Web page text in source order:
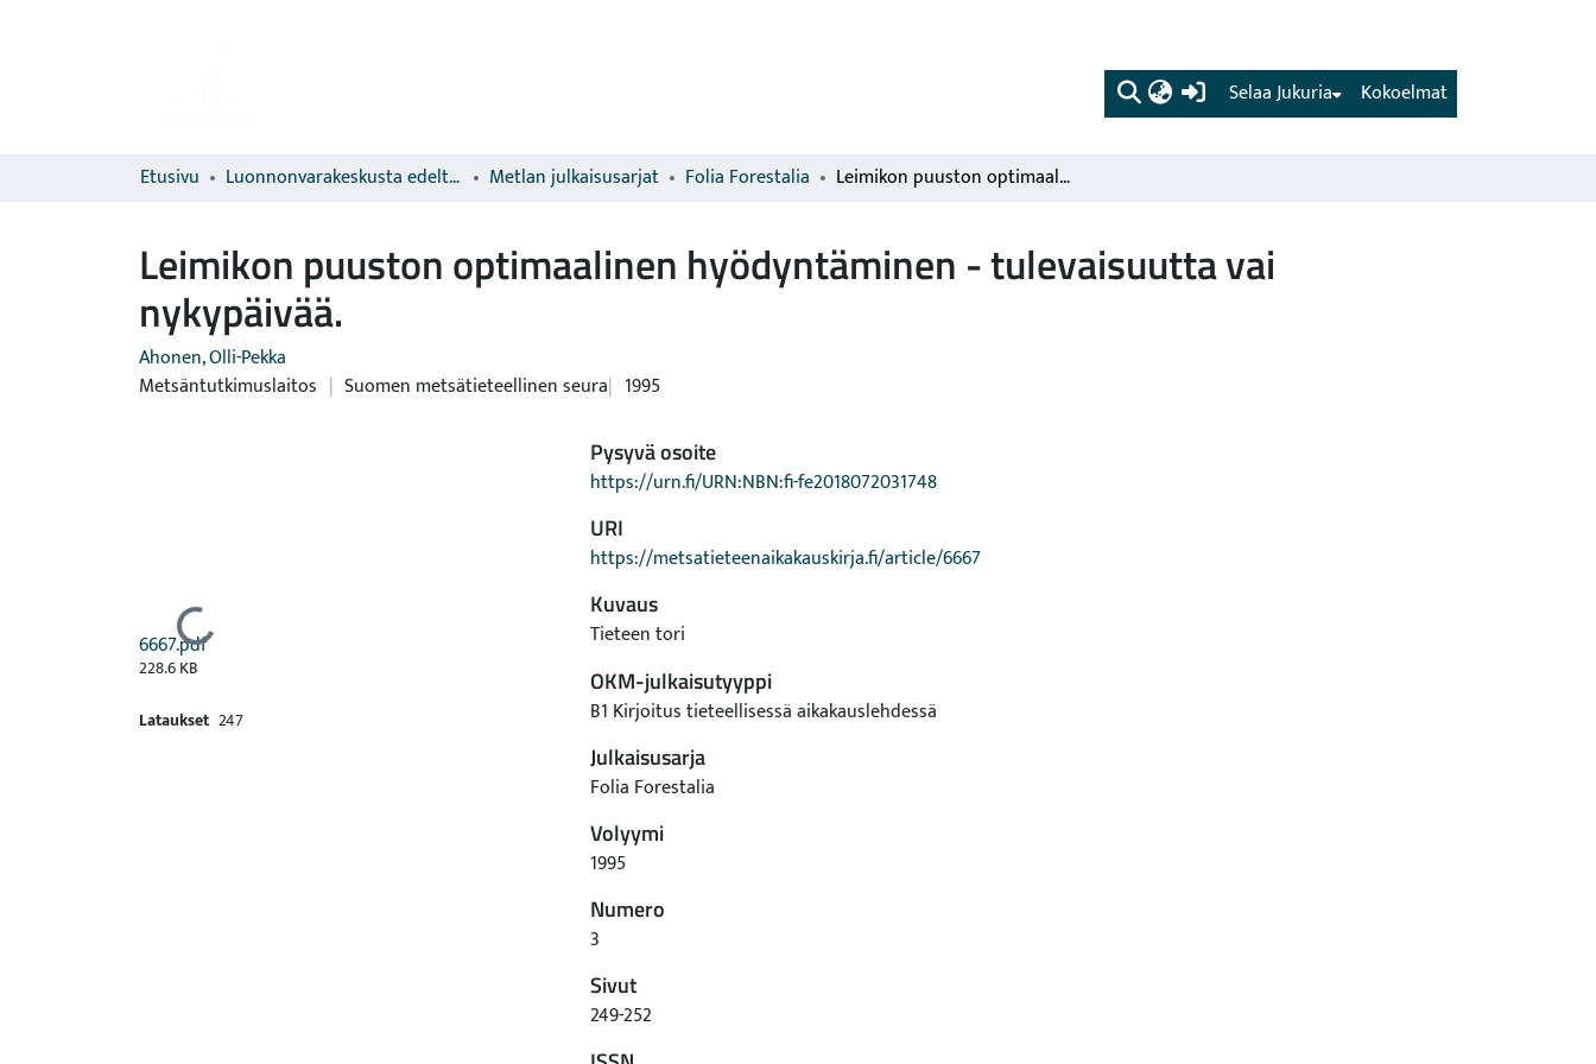
(current) Kokoelmat
Selaa Jukuria
Etusivu Luonnonvarakeskusta edeltävien organisaatioiden sarjat Metlan julkaisusarjat Folia Forestalia Leimikon puuston optimaalinen hyödyntäminen - tulevaisuutta vai nykypäivää.
Leimikon puuston optimaalinen hyödyntäminen - tulevaisuutta vai
nykypäivää.
Ahonen, Olli-Pekka
Metsäntutkimuslaitos | Suomen metsätieteellinen seura 1995
Ladataan...
6667.pdf
228.6 KB
Lataukset 247
Pysyvä osoite
https://urn.fi/URN:NBN:fi-fe2018072031748
URI
https://metsatieteenaikakauskirja.fi/article/6667
Kuvaus
Tieteen tori
OKM-julkaisutyyppi
B1 Kirjoitus tieteellisessä aikakauslehdessä
Julkaisusarja
Folia Forestalia
Volyymi
1995
Numero
3
Sivut
249-252